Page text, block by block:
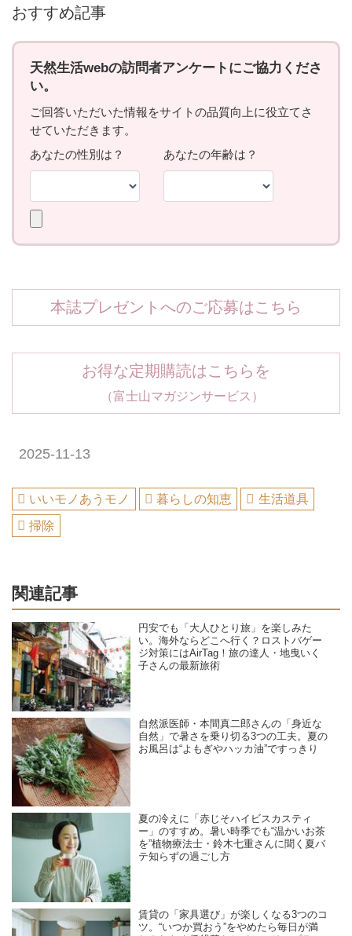
おすすめ記事
本誌プレゼントへのご応募はこちら
お得な定期購読はこちらを
（富士山マガジンサービス）
2025-11-13
いいモノあうモノ 暮らしの知恵
生活道具
掃除
関連記事
円安でも「大人ひとり旅」を楽しみた
い。海外ならどこへ行く？ロストバゲー
ジ対策にはAirTag！旅の達人・地曳いく
子さんの最新旅術
自然派医師・本間真二郎さんの「身近な
自然」で暑さを乗り切る3つの工夫。夏の
お風呂は“よもぎやハッカ油”ですっきり
夏の冷えに「赤じそハイビスカスティ
ー」のすすめ。暑い時季でも“温かいお茶
を”植物療法士・鈴木七重さんに聞く夏バ
テ知らずの過ごし方
賃貸の「家具選び」が楽しくなる3つのコ
ツ。“いつか買おう”をやめたら毎日が満